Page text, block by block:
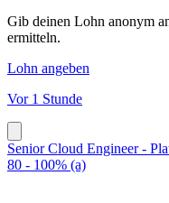
Gib deinen Lohn anonym
ermitteln.
Lohn angeben
Vor 1 Stunde
Senior Cloud Engineer -
80 - 100% (a)